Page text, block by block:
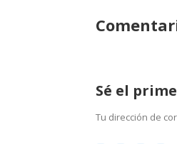
Sé el
Tu dirección de